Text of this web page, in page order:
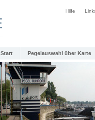
Hilfe
Start Pegelauswahl über Karte